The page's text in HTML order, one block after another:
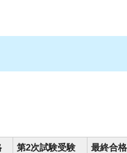
第2次試験受験
最終合